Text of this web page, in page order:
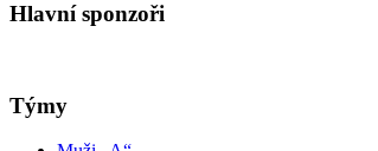
Hlavní sponzoři
Týmy